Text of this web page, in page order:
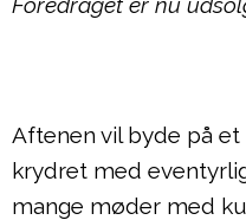
Aftenen vil byde på et
krydret med
mange møder med